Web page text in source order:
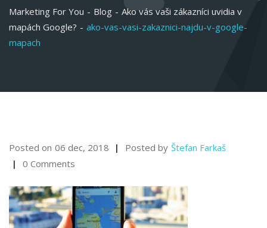
Marketing For You - Blog - Ako vás vaši zákazníci uvidia v
mapách Google? - ako-vas-vasi-zakaznici-najdu-v-google-
mapach
Posted on 06 dec, 2018 Posted by Štefan Farkaš
0 Comments